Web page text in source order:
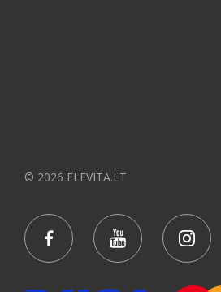
© 2026 ELEVITA.LT